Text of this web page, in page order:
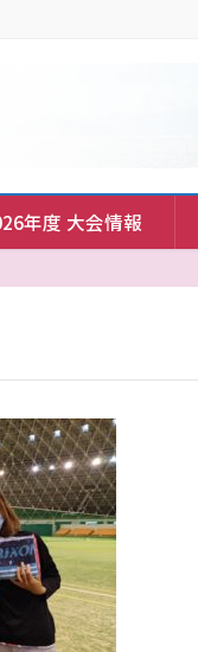
年度 大会情報